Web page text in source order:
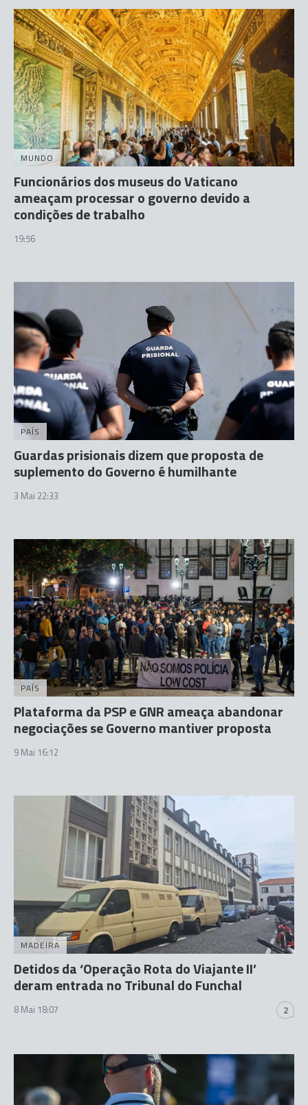
MUNDO
Funcionários dos museus do Vaticano
ameaçam processar o governo devido a
condições de trabalho
19:56
PAÍS
Guardas prisionais dizem que proposta de
suplemento do Governo é humilhante
3 Mai 22:33
PAÍS
Plataforma da PSP e GNR ameaça abandonar
negociações se Governo mantiver proposta
9 Mai 16:12
MADEIRA
Detidos da ‘Operação Rota do Viajante II’
deram entrada no Tribunal do Funchal
8 Mai 18:07 2